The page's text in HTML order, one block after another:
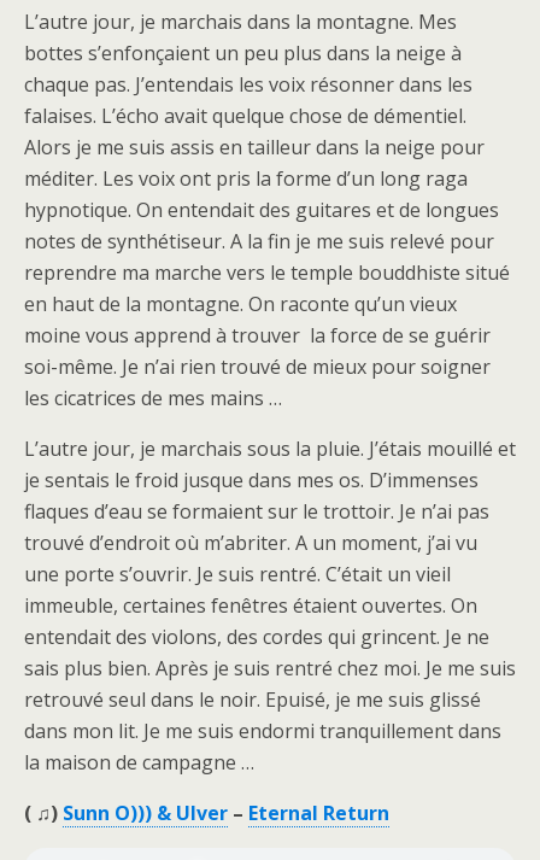
L’autre jour, je marchais dans la montagne. Mes
bottes s’enfonçaient un peu plus dans la neige à
chaque pas. J’entendais les voix résonner dans les
falaises. L’écho avait quelque chose de démentiel.
Alors je me suis assis en tailleur dans la neige pour
méditer. Les voix ont pris la forme d’un long raga
hypnotique. On entendait des guitares et de longues
notes de synthétiseur. A la fin je me suis relevé pour
reprendre ma marche vers le temple bouddhiste situé
en haut de la montagne. On raconte qu’un vieux
moine vous apprend à trouver la force de se guérir
soi-même. Je n’ai rien trouvé de mieux pour soigner
les cicatrices de mes mains …
L’autre jour, je marchais sous la pluie. J’étais mouillé et
je sentais le froid jusque dans mes os. D’immenses
flaques d’eau se formaient sur le trottoir. Je n’ai pas
trouvé d’endroit où m’abriter. A un moment, j’ai vu
une porte s’ouvrir. Je suis rentré. C’était un vieil
immeuble, certaines fenêtres étaient ouvertes. On
entendait des violons, des cordes qui grincent. Je ne
sais plus bien. Après je suis rentré chez moi. Je me suis
retrouvé seul dans le noir. Epuisé, je me suis glissé
dans mon lit. Je me suis endormi tranquillement dans
la maison de campagne …
( ♫) Sunn O))) & Ulver – Eternal Return